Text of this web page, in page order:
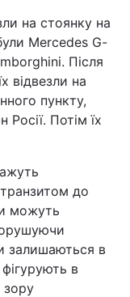
на стоянку на
Mercedes G-
Після
відвезли на
пункту,
Росії. Потім їх
до
можуть
залишаються в
в
зору